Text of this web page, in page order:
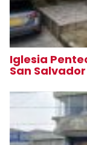
Iglesia
San Salvador